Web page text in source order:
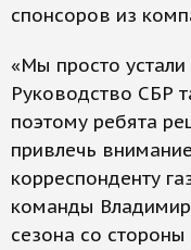
спонсоров из
«Мы просто устали
Руководство СБР
поэтому ребята
привлечь
корреспонденту
команды
сезона со